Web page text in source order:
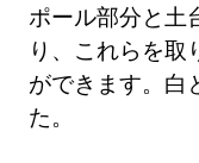
ポール部分と土
り、これらを取
ができます。白
た。